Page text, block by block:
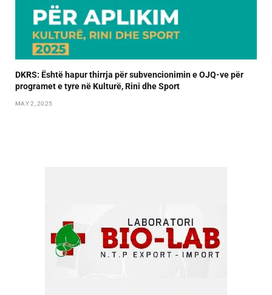
DKRS: Është hapur thirrja për subvencionimin e OJQ-ve për
programet e tyre në Kulturë, Rini dhe Sport
MAY 2, 2025